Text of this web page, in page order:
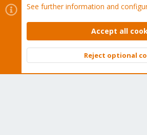
Cookies
Proxmox Support Forum -
Contact us
Terms and rules Privacy policy
Community platform by XenForo © 2010-
See further information and
Accept all
Reject optional